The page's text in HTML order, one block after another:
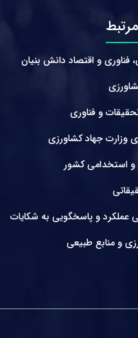
فناوری و اقتصاد دانش بنیان
و فناوری
وزارت جهاد کشاورزی
و استخدامی کشور
عملکرد و پاسخگویی به شکایات
و منابع طبیعی